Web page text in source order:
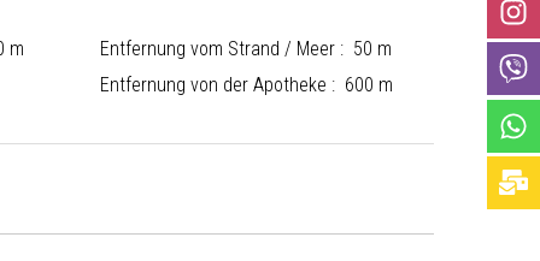
m
Entfernung vom Strand / Meer : 50 m
Entfernung von der Apotheke : 600 m